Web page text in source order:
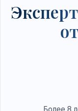
Более 8